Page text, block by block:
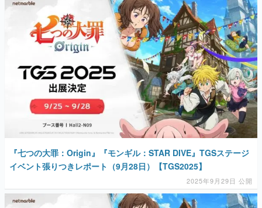
『七つの大罪：Origin』『モンギル：STAR DIVE』TGSステージ
イベント張りつきレポート（9月28日）【TGS2025】
2025年9月29日 公開